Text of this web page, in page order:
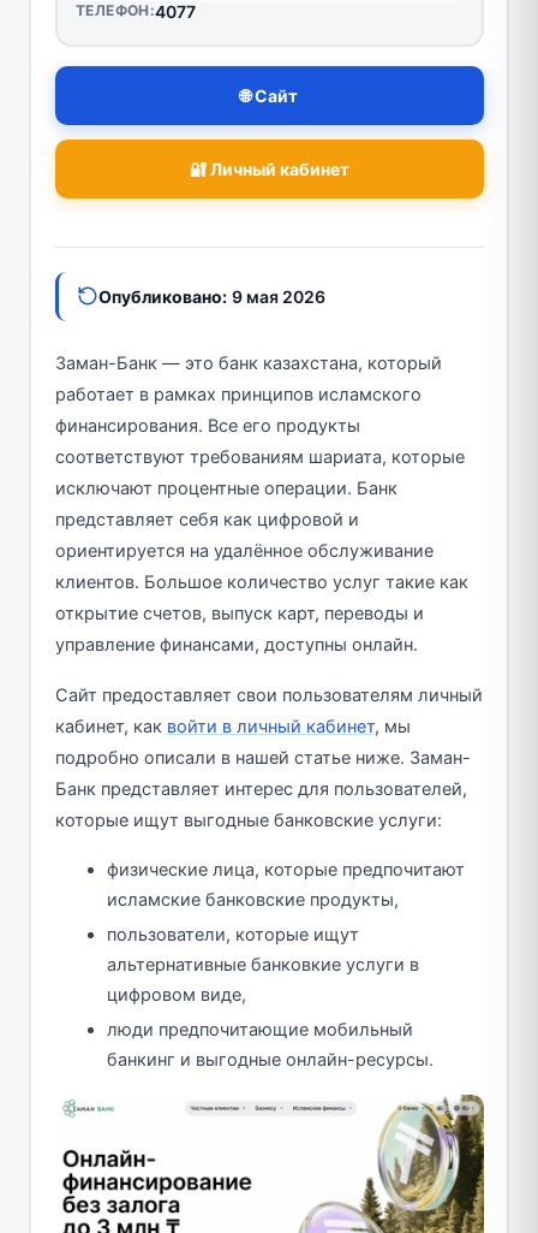
ТЕЛЕФОН:4077
🌐 Сайт
🔐 Личный кабинет
Опубликовано: 9 мая 2026
Заман-Банк — это банк казахстана, который
работает в рамках принципов исламского
финансирования. Все его продукты
соответствуют требованиям шариата, которые
исключают процентные операции. Банк
представляет себя как цифровой и
ориентируется на удалённое обслуживание
клиентов. Большое количество услуг такие как
открытие счетов, выпуск карт, переводы и
управление финансами, доступны онлайн.
Сайт предоставляет свои пользователям личный
кабинет, как войти в личный кабинет, мы
подробно описали в нашей статье ниже. Заман-
Банк представляет интерес для пользователей,
которые ищут выгодные банковские услуги:
физические лица, которые предпочитают
исламские банковские продукты,
пользователи, которые ищут
альтернативные банковкие услуги в
цифровом виде,
люди предпочитающие мобильный
банкинг и выгодные онлайн-ресурсы.